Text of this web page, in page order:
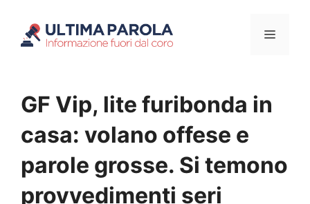
Menu
GF Vip, lite furibonda in
casa: volano offese e
parole grosse. Si temono
provvedimenti seri